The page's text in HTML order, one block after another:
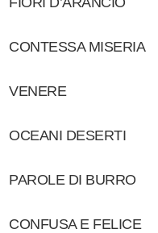
CONTESSA MISERIA
VENERE
OCEANI DESERTI
PAROLE DI BURRO
CONFUSA E FELICE